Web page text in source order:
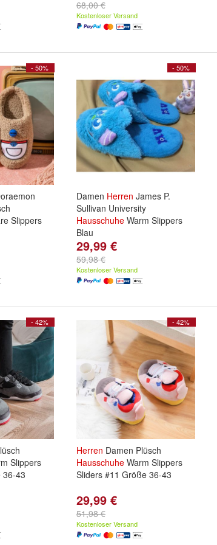
68,00 €
Kostenloser Versand
- 50%
Slippers
- 50%
Damen Herren James P.
Sullivan University
Hausschuhe Warm Slippers
Blau
Größe:36-38
29,99 €
59,98 €
Kostenloser Versand
- 42%
Slippers
36-43
- 42%
Herren Damen Plüsch
Hausschuhe Warm Slippers
Sliders #11 Größe 36-43
29,99 €
51,98 €
Kostenloser Versand